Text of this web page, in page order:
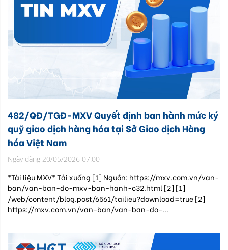
482/QĐ/TGĐ-MXV Quyết định ban hành mức ký
quỹ giao dịch hàng hóa tại Sở Giao dịch Hàng
hóa Việt Nam
Ngày đăng 20/05/2026 07:00
*Tài liệu MXV* Tải xuống [1] Nguồn: https://mxv.com.vn/van-
ban/van-ban-do-mxv-ban-hanh-c32.html [2] [1]
/web/content/blog.post/6561/tailieu?download=true [2]
https://mxv.com.vn/van-ban/van-ban-do-...